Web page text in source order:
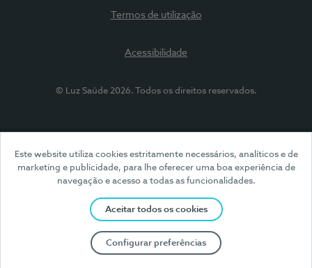
Este website utiliza cookies estritamente necessários, analíticos e de
marketing e publicidade, para lhe oferecer uma boa experiência de
navegação e acesso a todas as funcionalidades.
Aceitar todos os cookies
Configurar preferências
Termos de utilização
Acessibilidade
© Luz Saúde 2026. Todos os direitos reservados.